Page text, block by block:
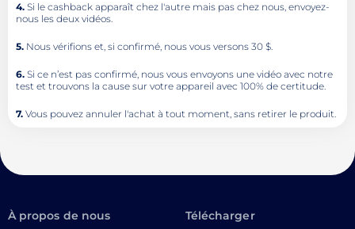
4. Si le cashback apparaît chez l'autre mais pas chez nous, envoyez-
nous les deux vidéos.
5. Nous vérifions et, si confirmé, nous vous versons 30 $.
6. Si ce n’est pas confirmé, nous vous envoyons une vidéo avec notre
test et trouvons la cause sur votre appareil avec 100% de certitude.
7. Vous pouvez annuler l'achat à tout moment, sans retirer le produit.
À propos de nous Télécharger